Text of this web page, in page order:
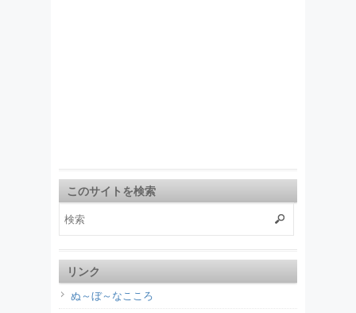
このサイトを検索
リンク
ぬ～ぼ～なこころ